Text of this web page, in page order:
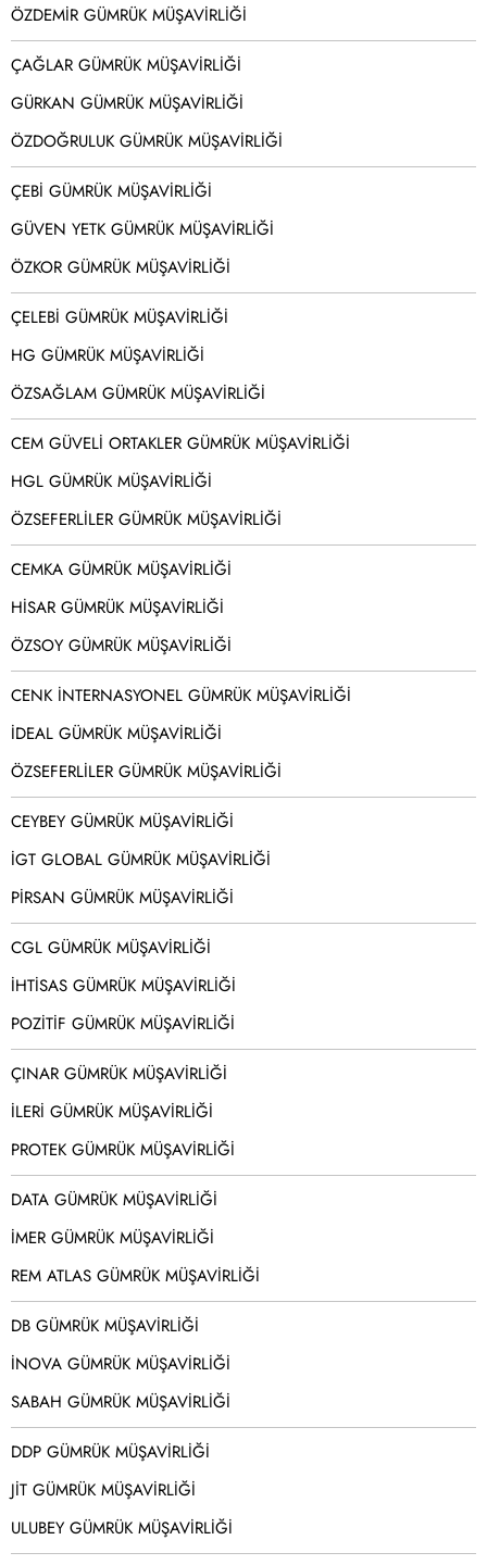
ÖZDEMİR GÜMRÜK MÜŞAVİRLİĞİ
ÇAĞLAR GÜMRÜK MÜŞAVİRLİĞİ
GÜRKAN GÜMRÜK MÜŞAVİRLİĞİ
ÖZDOĞRULUK GÜMRÜK MÜŞAVİRLİĞİ
ÇEBİ GÜMRÜK MÜŞAVİRLİĞİ
GÜVEN YETK GÜMRÜK MÜŞAVİRLİĞİ
ÖZKOR GÜMRÜK MÜŞAVİRLİĞİ
ÇELEBİ GÜMRÜK MÜŞAVİRLİĞİ
HG GÜMRÜK MÜŞAVİRLİĞİ
ÖZSAĞLAM GÜMRÜK MÜŞAVİRLİĞİ
CEM GÜVELİ ORTAKLER GÜMRÜK MÜŞAVİRLİĞİ
HGL GÜMRÜK MÜŞAVİRLİĞİ
ÖZSEFERLİLER GÜMRÜK MÜŞAVİRLİĞİ
CEMKA GÜMRÜK MÜŞAVİRLİĞİ
HİSAR GÜMRÜK MÜŞAVİRLİĞİ
ÖZSOY GÜMRÜK MÜŞAVİRLİĞİ
CENK İNTERNASYONEL GÜMRÜK MÜŞAVİRLİĞİ
İDEAL GÜMRÜK MÜŞAVİRLİĞİ
ÖZSEFERLİLER GÜMRÜK MÜŞAVİRLİĞİ
CEYBEY GÜMRÜK MÜŞAVİRLİĞİ
İGT GLOBAL GÜMRÜK MÜŞAVİRLİĞİ
PİRSAN GÜMRÜK MÜŞAVİRLİĞİ
CGL GÜMRÜK MÜŞAVİRLİĞİ
İHTİSAS GÜMRÜK MÜŞAVİRLİĞİ
POZİTİF GÜMRÜK MÜŞAVİRLİĞİ
ÇINAR GÜMRÜK MÜŞAVİRLİĞİ
İLERİ GÜMRÜK MÜŞAVİRLİĞİ
PROTEK GÜMRÜK MÜŞAVİRLİĞİ
DATA GÜMRÜK MÜŞAVİRLİĞİ
İMER GÜMRÜK MÜŞAVİRLİĞİ
REM ATLAS GÜMRÜK MÜŞAVİRLİĞİ
DB GÜMRÜK MÜŞAVİRLİĞİ
İNOVA GÜMRÜK MÜŞAVİRLİĞİ
SABAH GÜMRÜK MÜŞAVİRLİĞİ
DDP GÜMRÜK MÜŞAVİRLİĞİ
JİT GÜMRÜK MÜŞAVİRLİĞİ
ULUBEY GÜMRÜK MÜŞAVİRLİĞİ